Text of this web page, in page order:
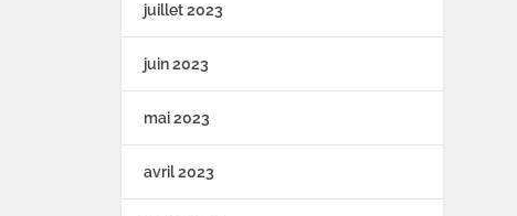
juillet 2023
juin 2023
mai 2023
avril 2023